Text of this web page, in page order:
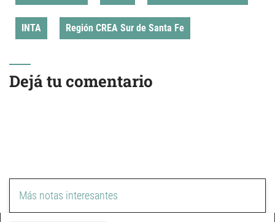
INTA Región CREA Sur de Santa Fe
Dejá tu comentario
Más notas interesantes